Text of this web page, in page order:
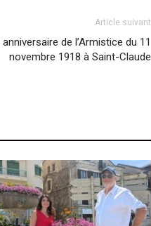
Article suivant
de l’Armistice du 11
novembre 1918 à Saint-Claude